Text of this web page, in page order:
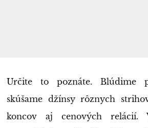
Určite to poznáte. Blúdime
skúšame džínsy rôznych
koncov aj cenových relácií.